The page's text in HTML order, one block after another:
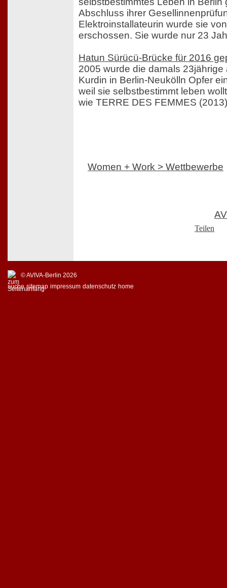
Abschluss ihrer
Elektroinstallateurin wurde sie
erschossen. Sie wurde nur 23
Hatun Sürücü-Brücke für 2016
2005 wurde die damals
Kurdin in Berlin-Neukölln Opfer
weil sie selbstbestimmt leben
wie TERRE DES FEMMES (2013)
Women + Work > Wettbewerbe
Teilen
© AVIVA-Berlin 2026
suche sitemap impressum datenschutz home